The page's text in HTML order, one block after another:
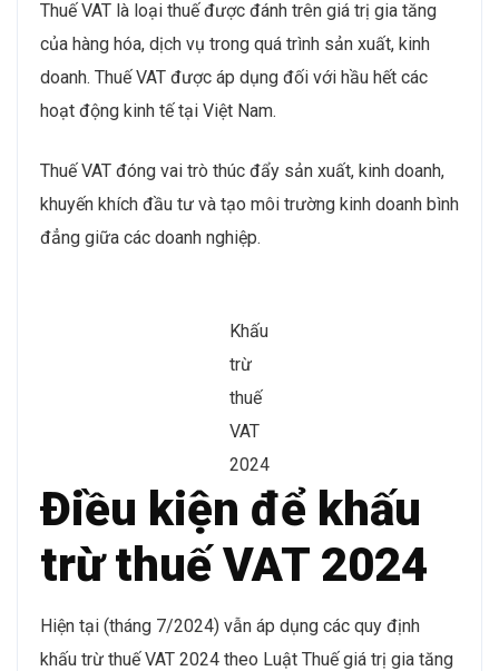
Thuế VAT là loại thuế được đánh trên giá trị gia tăng
của hàng hóa, dịch vụ trong quá trình sản xuất, kinh
doanh. Thuế VAT được áp dụng đối với hầu hết các
hoạt động kinh tế tại Việt Nam.
Thuế VAT đóng vai trò thúc đẩy sản xuất, kinh doanh,
khuyến khích đầu tư và tạo môi trường kinh doanh bình
đẳng giữa các doanh nghiệp.
Khấu
trừ
thuế
VAT
2024
Điều kiện để khấu
trừ thuế VAT 2024
Hiện tại (tháng 7/2024) vẫn áp dụng các quy định
khấu trừ thuế VAT 2024 theo Luật Thuế giá trị gia tăng